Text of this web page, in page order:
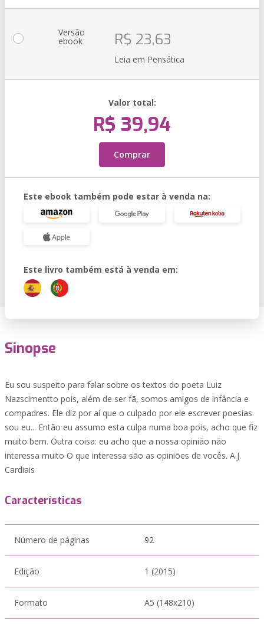
Versão
ebook R$ 23,63
Leia em Pensática
Valor total:
R$ 39,94
Comprar
Este ebook também pode estar à venda na:
Este livro também está à venda em:
Sinopse
Eu sou suspeito para falar sobre os textos do poeta Luiz
Nazscimentto pois, além de ser fã, somos amigos de infância e
compadres. Ele diz por aí que o culpado por ele escrever poesias
sou eu... Então eu assumo esta culpa numa boa pois, acho que fiz
muito bem. Outra coisa: eu acho que a nossa opinião não
interessa muito O que interessa são as opiniões de vocês. A.J.
Cardiais
Características
Número de páginas 92
Edição 1 (2015)
Formato A5 (148x210)